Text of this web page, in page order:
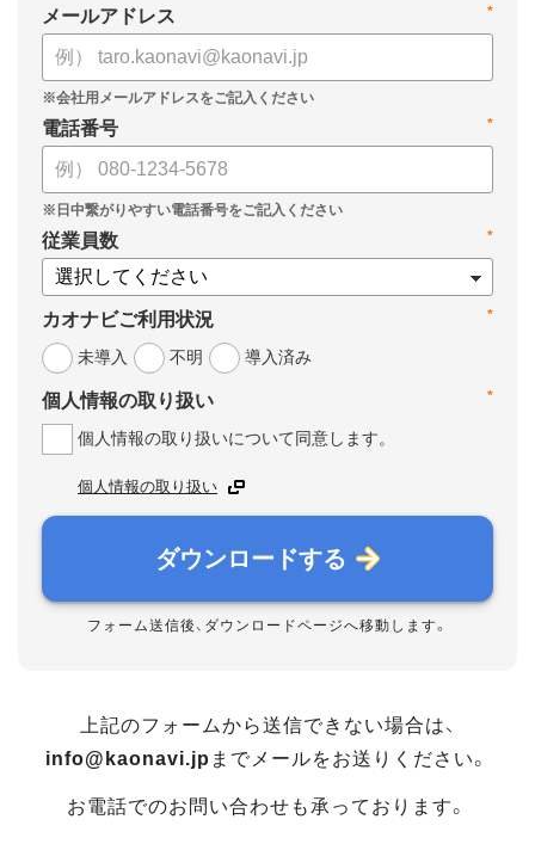
*
メールアドレス
*
電話番号
*
従業員数
*
カオナビご利用状況
未導入
不明 導入済み
*
個人情報の取り扱い
個人情報の取り扱いについて同意します。
個人情報の取り扱い
ダウンロードする
フォーム送信後、ダウンロードページへ移動します。
上記のフォームから送信できない場合は、
info@kaonavi.jp までメールをお送りください。
お電話でのお問い合わせも承っております。